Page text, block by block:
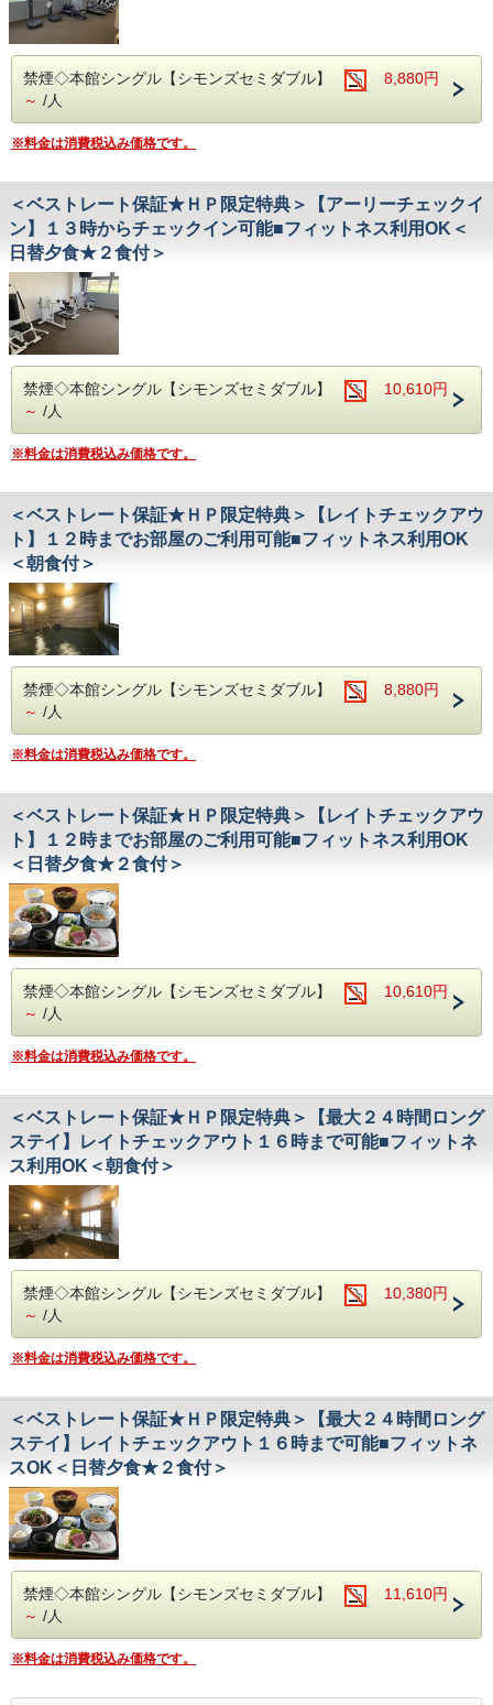
禁煙◇本館シングル【シモンズセミダブル】
8,880円
～ /人
※料金は消費税込み価格です。
＜ベストレート保証★ＨＰ限定特典＞【アーリーチェックイ
ン】１３時からチェックイン可能■フィットネス利用OK＜
日替夕食★２食付＞
禁煙◇本館シングル【シモンズセミダブル】
10,610円
～ /人
※料金は消費税込み価格です。
＜ベストレート保証★ＨＰ限定特典＞【レイトチェックアウ
ト】１２時までお部屋のご利用可能■フィットネス利用OK
＜朝食付＞
禁煙◇本館シングル【シモンズセミダブル】
8,880円
～ /人
※料金は消費税込み価格です。
＜ベストレート保証★ＨＰ限定特典＞【レイトチェックアウ
ト】１２時までお部屋のご利用可能■フィットネス利用OK
＜日替夕食★２食付＞
禁煙◇本館シングル【シモンズセミダブル】
10,610円
～ /人
※料金は消費税込み価格です。
＜ベストレート保証★ＨＰ限定特典＞【最大２４時間ロング
ステイ】レイトチェックアウト１６時まで可能■フィットネ
ス利用OK＜朝食付＞
禁煙◇本館シングル【シモンズセミダブル】
10,380円
～ /人
※料金は消費税込み価格です。
＜ベストレート保証★ＨＰ限定特典＞【最大２４時間ロング
ステイ】レイトチェックアウト１６時まで可能■フィットネ
スOK＜日替夕食★２食付＞
禁煙◇本館シングル【シモンズセミダブル】
11,610円
～ /人
※料金は消費税込み価格です。